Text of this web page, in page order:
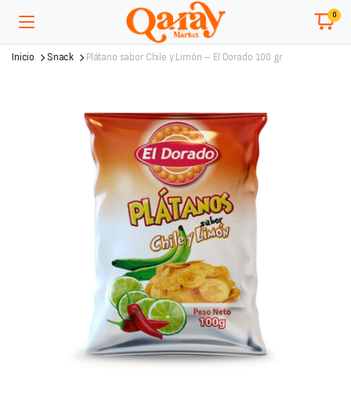
0
Inicio Snack Plátano sabor Chile y Limón – El Dorado 100 gr